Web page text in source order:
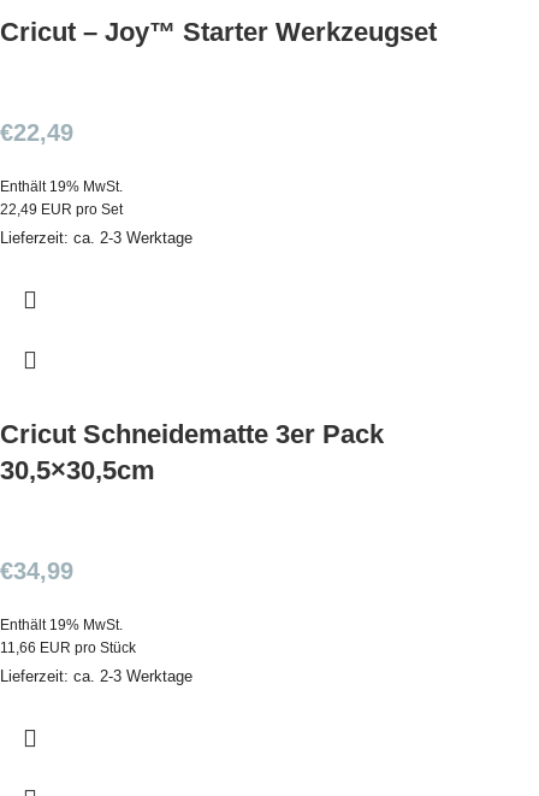
Cricut – Joy™ Starter Werkzeugset
€22,49
Enthält 19% MwSt.
22,49 EUR pro Set
Lieferzeit: ca. 2-3 Werktage
Cricut Schneidematte 3er Pack
30,5×30,5cm
€34,99
Enthält 19% MwSt.
11,66 EUR pro Stück
Lieferzeit: ca. 2-3 Werktage